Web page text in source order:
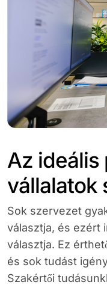
Az ideális
vállalatok
Sok szervezet
választja, és ezért
választja. Ez
és sok tudást
Szakértői